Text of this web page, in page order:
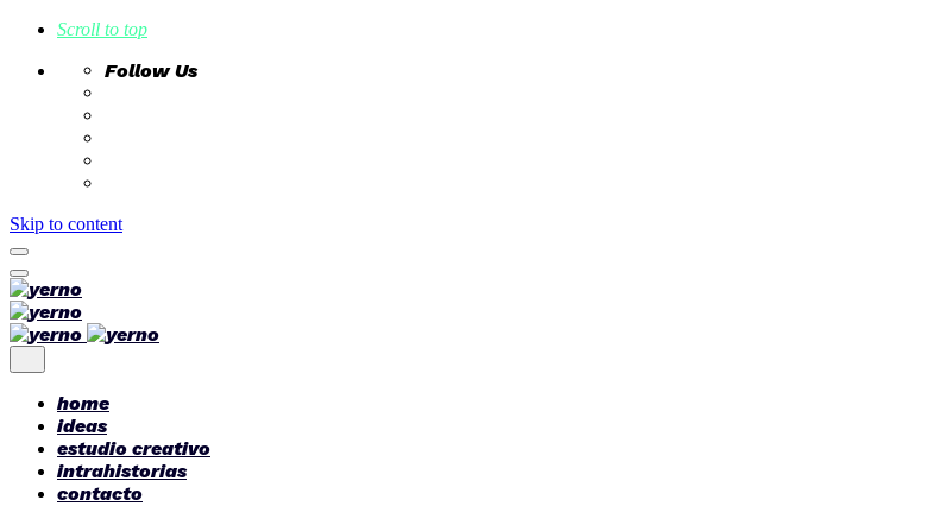
Scroll to top
Follow Us
Skip to content
home
ideas
estudio creativo
intrahistorias
contacto